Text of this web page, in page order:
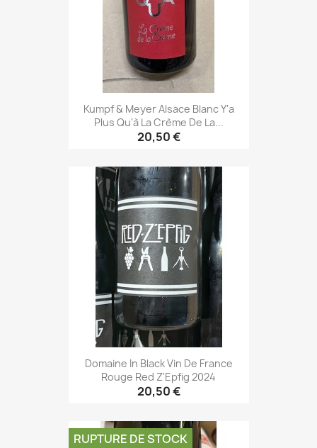
Kumpf & Meyer Alsace Blanc Y'a
Plus Qu'à La Crème De La...
20,50 €
Domaine In Black Vin De France
Rouge Red Z'Epfig 2024
20,50 €
RUPTURE DE STOCK